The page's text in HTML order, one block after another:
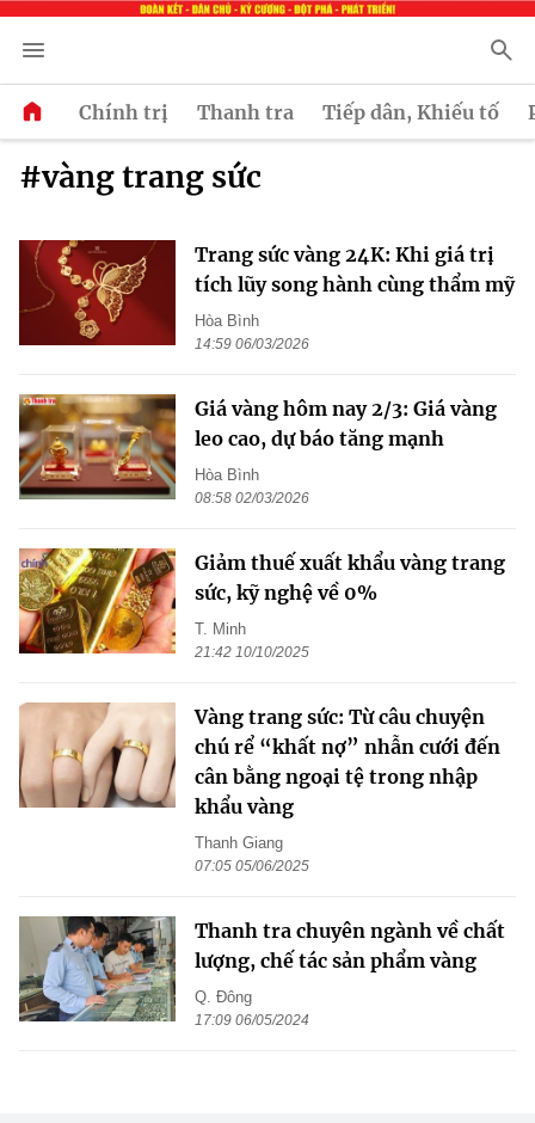
Chính trị Thanh tra Tiếp dân, Khiếu tố
#vàng trang sức
Trang sức vàng 24K: Khi giá trị
tích lũy song hành cùng thẩm mỹ
Hòa Bình
14:59 06/03/2026
Giá vàng hôm nay 2/3: Giá vàng
leo cao, dự báo tăng mạnh
Hòa Bình
08:58 02/03/2026
Giảm thuế xuất khẩu vàng trang
sức, kỹ nghệ về 0%
T. Minh
21:42 10/10/2025
Vàng trang sức: Từ câu chuyện
chú rể “khất nợ” nhẫn cưới đến
cân bằng ngoại tệ trong nhập
khẩu vàng
Thanh Giang
07:05 05/06/2025
Thanh tra chuyên ngành về chất
lượng, chế tác sản phẩm vàng
Q. Đông
17:09 06/05/2024